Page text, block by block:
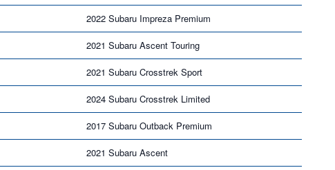
2022 Subaru Impreza Premium
2021 Subaru Ascent Touring
2021 Subaru Crosstrek Sport
2024 Subaru Crosstrek Limited
2017 Subaru Outback Premium
2021 Subaru Ascent